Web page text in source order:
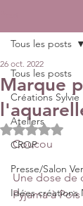
Tous les posts
Créations Sylvie
Ateliers
CROP
Presse/Salon
Idées créations
Tous les posts
Marque
26 oct. 2022
Noté NaN
Coucou
Une dose de
Pyjama à